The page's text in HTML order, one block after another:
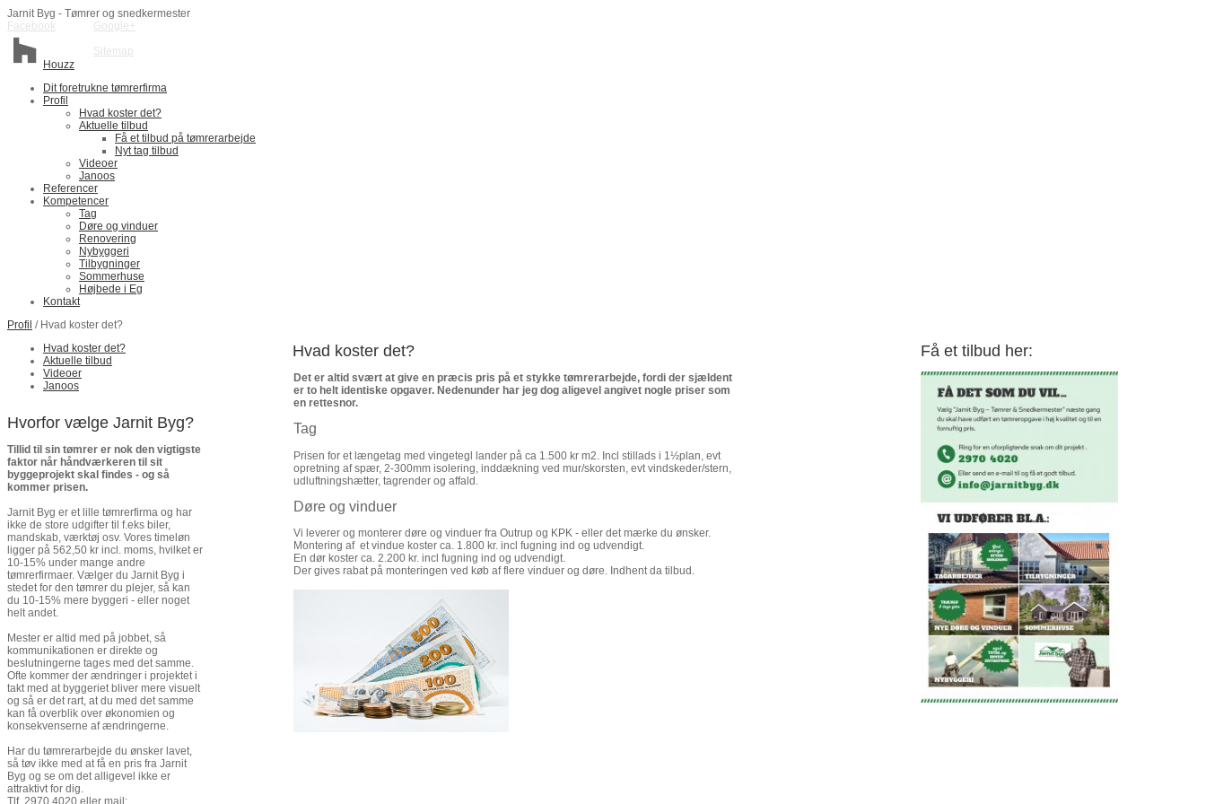
Jarnit Byg - Tømrer og snedkermester
Facebook
Google+
Houzz
Sitemap
Dit foretrukne tømrerfirma
Profil
Hvad koster det?
Aktuelle tilbud
Få et tilbud på tømrerarbejde
Nyt tag tilbud
Videoer
Janoos
Referencer
Kompetencer
Tag
Døre og vinduer
Renovering
Nybyggeri
Tilbygninger
Sommerhuse
Højbede i Eg
Kontakt
Profil / Hvad koster det?
Hvad koster det?
Aktuelle tilbud
Videoer
Janoos
Hvorfor vælge Jarnit Byg?
Tillid til sin tømrer er nok den vigtigste
faktor når håndværkeren til sit
byggeprojekt skal findes - og så
kommer prisen.
Jarnit Byg er et lille tømrerfirma og har
ikke de store udgifter til f.eks biler,
mandskab, værktøj osv. Vores timeløn
ligger på 562,50 kr incl. moms, hvilket er
10-15% under mange andre
tømrerfirmaer. Vælger du Jarnit Byg i
stedet for den tømrer du plejer, så kan
du 10-15% mere byggeri - eller noget
helt andet.
Mester er altid med på jobbet, så
kommunikationen er direkte og
beslutningerne tages med det samme.
Ofte kommer der ændringer i projektet i
takt med at byggeriet bliver mere visuelt
og så er det rart, at du med det samme
kan få overblik over økonomien og
konsekvenserne af ændringerne.
Har du tømrerarbejde du ønsker lavet,
så tøv ikke med at få en pris fra Jarnit
Byg og se om det alligevel ikke er
attraktivt for dig.
Tlf. 2970 4020 eller mail:
Hvad koster det?
Det er altid svært at give en præcis pris på et stykke tømrerarbejde, fordi der sjældent
er to helt identiske opgaver. Nedenunder har jeg dog aligevel angivet nogle priser som
en rettesnor.
Tag
Prisen for et længetag med vingetegl lander på ca 1.500 kr m2. Incl stillads i 1½plan, evt
opretning af spær, 2-300mm isolering, inddækning ved mur/skorsten, evt vindskeder/stern,
udluftningshætter, tagrender og affald.
Døre og vinduer
Vi leverer og monterer døre og vinduer fra Outrup og KPK - eller det mærke du ønsker.
Montering af et vindue koster ca. 1.800 kr. incl fugning ind og udvendigt.
En dør koster ca. 2.200 kr. incl fugning ind og udvendigt.
Der gives rabat på monteringen ved køb af flere vinduer og døre. Indhent da tilbud.
Få et tilbud her: